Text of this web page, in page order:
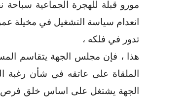
مورو قبلة للهجرة الجماعية سباحة
انعدام سياسة التشغيل في مخيلة
تدور في فلكه ،
هذا ، فإن مجلس الجهة يتقاسم
الملقاة على عاتقه في شأن رغبة
الجهة يشتغل على اساس خلق فرص